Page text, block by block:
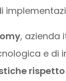
, azienda
e di